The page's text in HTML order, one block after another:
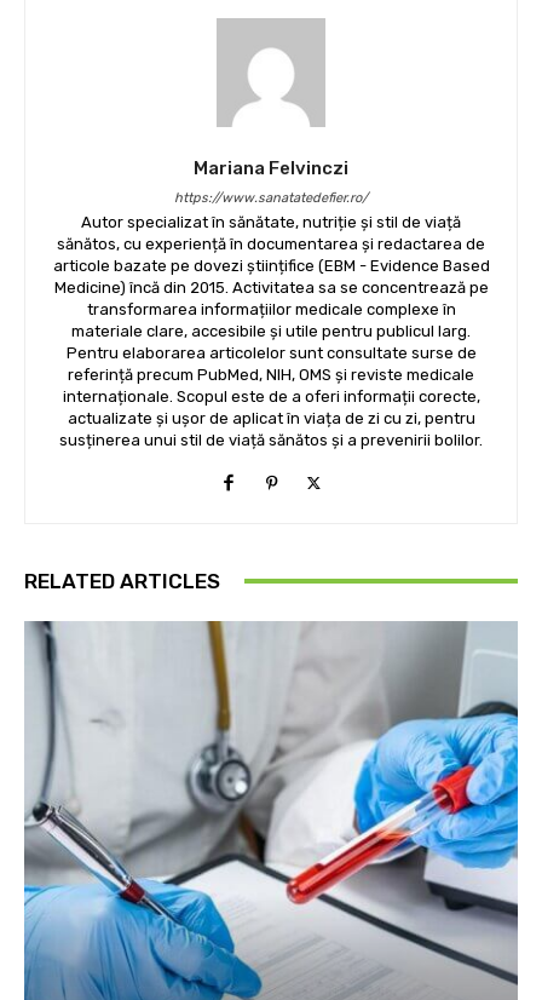
Mariana Felvinczi
https://www.sanatatedefier.ro/
Autor specializat în sănătate, nutriție și stil de viață
sănătos, cu experiență în documentarea și redactarea de
articole bazate pe dovezi științifice (EBM - Evidence Based
Medicine) încă din 2015. Activitatea sa se concentrează pe
transformarea informațiilor medicale complexe în
materiale clare, accesibile și utile pentru publicul larg.
Pentru elaborarea articolelor sunt consultate surse de
referință precum PubMed, NIH, OMS și reviste medicale
internaționale. Scopul este de a oferi informații corecte,
actualizate și ușor de aplicat în viața de zi cu zi, pentru
susținerea unui stil de viață sănătos și a prevenirii bolilor.
RELATED ARTICLES